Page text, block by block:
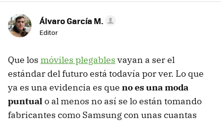
Álvaro García M.
Editor
Que los móviles plegables vayan a ser el
estándar del futuro está todavía por ver. Lo que
ya es una evidencia es que no es una moda
puntualo al menos no así se lo están tomando
fabricantes como Samsung con unas cuantas